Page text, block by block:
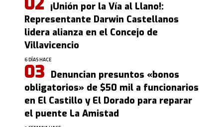
¡Unión por la Vía al Llano!:
Representante Darwin Castellanos
lidera alianza en el Concejo de
Villavicencio
6 DÍAS HACE
Denuncian presuntos «bonos
obligatorios» de $50 mil a funcionarios
en El Castillo y El Dorado para reparar
el puente La Amistad